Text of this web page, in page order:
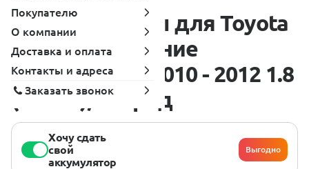
Аккумуляторы для Toyota
Auris 1 поколение
[рестайлинг] 2010 - 2012 1.8
(99 л.с.), гибрид
Хочу сдать
свой
аккумулятор
Выгодно
Покупателю
О компании
Доставка и оплата
Контакты и адреса
Заказать звонок